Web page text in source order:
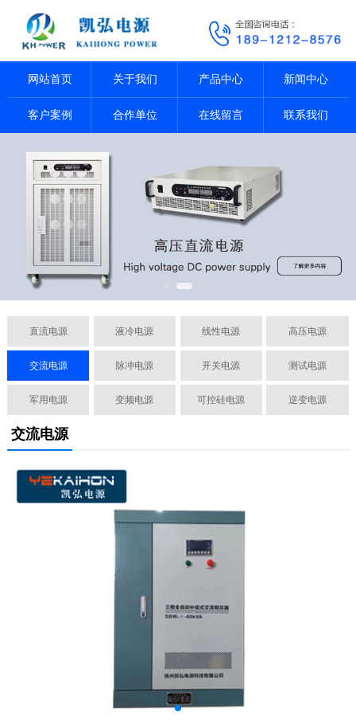
网站首页 关于我们 产品中心 新闻中心
客户案例 合作单位 在线留言 联系我们
直流电源 液冷电源 线性电源 高压电源
交流电源 脉冲电源 开关电源 测试电源
军用电源 变频电源 可控硅电源 逆变电源
交流电源